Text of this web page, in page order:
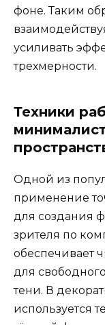
фоне. Таким
усиливать
трехмерности.
Техники
Одной из
применение
для создания
зрителя по
обеспечивает
для
тени. В
используется